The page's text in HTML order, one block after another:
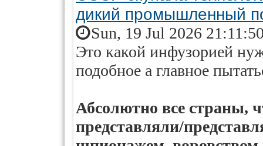
дикий промышленный
Sun, 19 Jul 2026
Это какой инфузорией
подобное а главное
Абсолютно все страны,
представляли/